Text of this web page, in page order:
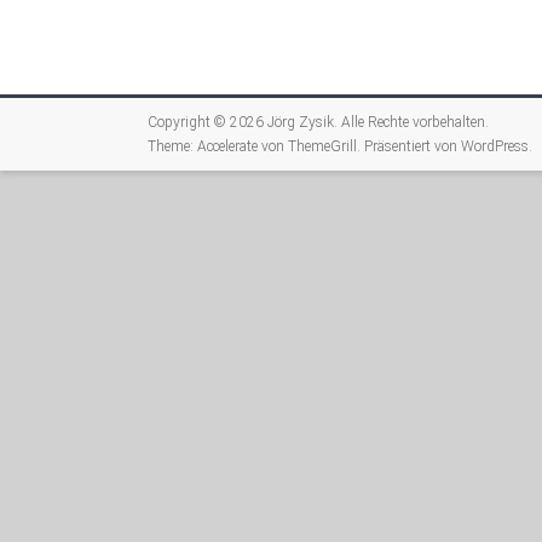
Copyright © 2026 Jörg Zysik. Alle Rechte vorbehalten.
Theme: Accelerate von ThemeGrill. Präsentiert von WordPress.